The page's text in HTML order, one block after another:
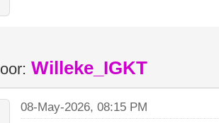
Willeke_IGKT
08-May-2026, 08:15 PM